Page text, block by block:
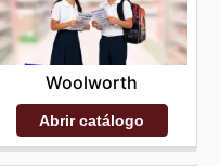
Woolworth
Abrir catálogo